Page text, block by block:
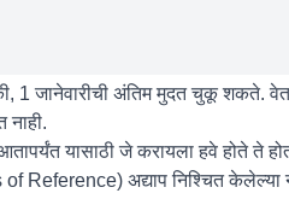
1 जानेवारीची अंतिम मुदत चुकू शकते.
नाही.
यासाठी जे करायला हवे होते ते
Reference) अद्याप निश्चित केलेल्या